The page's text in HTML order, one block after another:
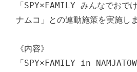
「SPY×FAMILY みんなでお
ナムコ」との連動施策を実施しま
《内容》
「SPY×FAMILY in